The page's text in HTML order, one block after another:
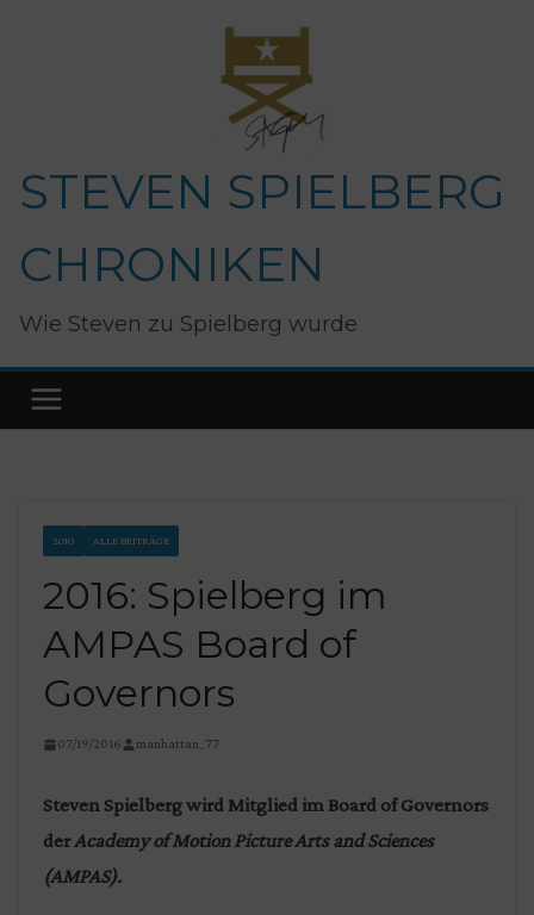
STEVEN SPIELBERG
CHRONIKEN
Wie Steven zu Spielberg wurde
2010 ALLE BEITRÄGE
2016: Spielberg im
AMPAS Board of
Governors
07/19/2016 manhattan_77
Steven Spielberg wird Mitglied im Board of Governors
derAcademy of Motion Picture Arts and Sciences
(AMPAS).